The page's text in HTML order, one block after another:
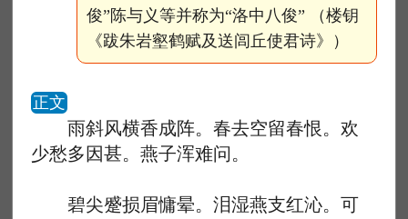
俊”陈与义等并称为“洛中八俊” （楼钥
《跋朱岩壑鹤赋及送闾丘使君诗》）
正文
雨斜风横香成阵。春去空留春恨。欢
少愁多因甚。燕子浑难问。
碧尖蹙损眉慵晕。泪湿燕支红沁。可